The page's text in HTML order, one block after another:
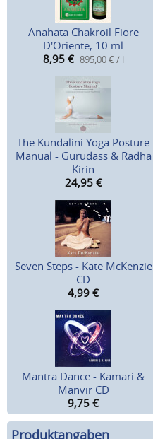
Anahata Chakroil Fiore
D'Oriente, 10 ml
8,95 € 895,00 € / l
The Kundalini Yoga Posture
Manual - Gurudass & Radha
Kirin
24,95 €
Seven Steps - Kate McKenzie
CD
4,99 €
Mantra Dance - Kamari &
Manvir CD
9,75 €
Produktangaben